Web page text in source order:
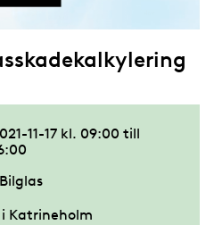
11-17 kl. 09:00 till
Katrineholm